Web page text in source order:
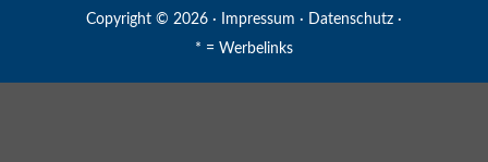
Copyright © 2026 · Impressum · Datenschutz ·
* = Werbelinks